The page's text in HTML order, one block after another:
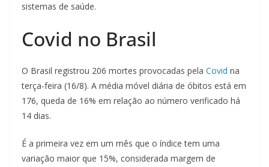
sistemas de saúde.
Covid no Brasil
O Brasil registrou 206 mortes provocadas pela Covid na
terça-feira (16/8). A média móvel diária de óbitos está em
176, queda de 16% em relação ao número verificado há
14 dias.
É a primeira vez em um mês que o índice tem uma
variação maior que 15%, considerada margem de